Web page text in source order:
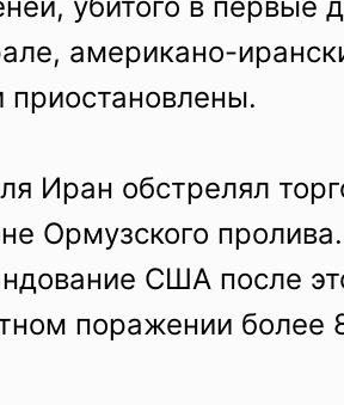
американо-
приостановлены.
Иран обстрелял
Ормузского
США после
поражении более